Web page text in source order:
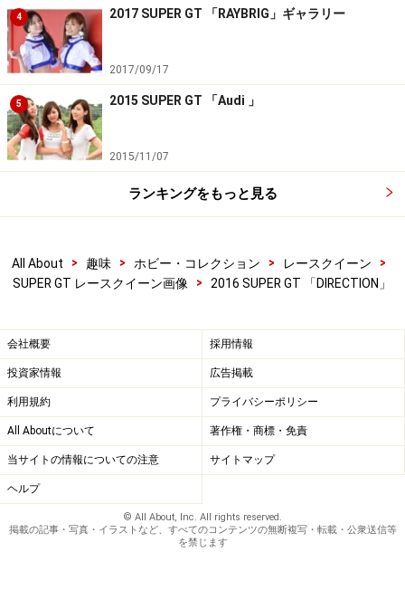
4 2017 SUPER GT 「RAYBRIG」ギャラリー
2017/09/17
5 2015 SUPER GT 「Audi 」
2015/11/07
ランキングをもっと見る
All About > 趣味 > ホビー・コレクション > レースクイーン
>
SUPER GT レースクイーン画像
> 2016 SUPER GT 「DIRECTION」
会社概要 採用情報
投資家情報 広告掲載
利用規約 プライバシーポリシー
All Aboutについて 著作権・商標・免責
当サイトの情報についての注意 サイトマップ
ヘルプ
© All About, Inc. All rights reserved.
掲載の記事・写真・イラストなど、すべてのコンテンツの無断複写・転載・公衆送信等
を禁じます